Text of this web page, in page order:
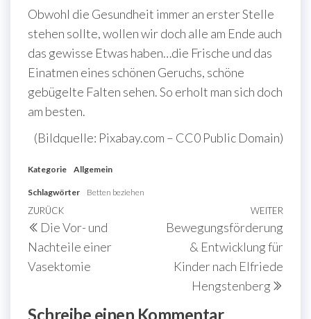
Obwohl die Gesundheit immer an erster Stelle
stehen sollte, wollen wir doch alle am Ende auch
das gewisse Etwas haben…die Frische und das
Einatmen eines schönen Geruchs, schöne
gebügelte Falten sehen. So erholt man sich doch
am besten.
(Bildquelle: Pixabay.com – CC0 Public Domain)
Kategorie Allgemein
Schlagwörter Betten beziehen
Beitragsnavigation
Vorheriger
Beitrag
ZURÜCK
Die Vor- und
Nachteile einer
Vasektomie
WEITER
Bewegungsförderung
& Entwicklung für
Kinder nach Elfriede
Hengstenberg
Schreibe einen Kommentar